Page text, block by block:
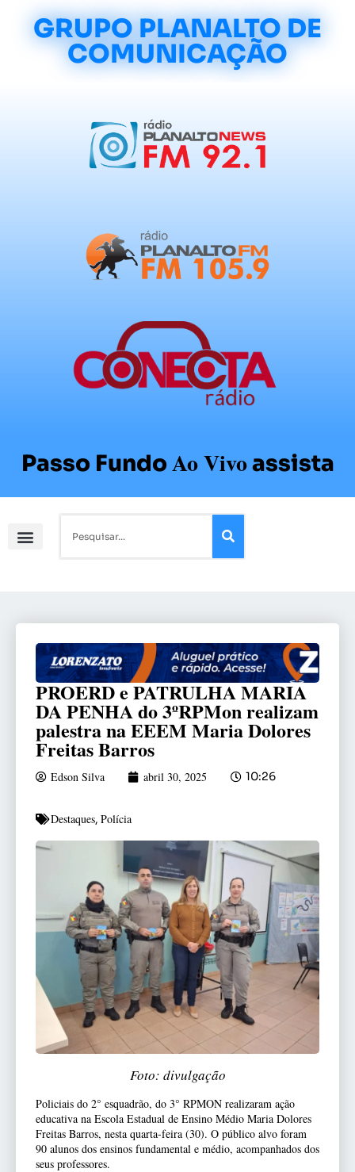
GRUPO PLANALTO DE
COMUNICAÇÃO
Passo FundoAo Vivoassista
PROERD e PATRULHA MARIA
DA PENHA do 3ºRPMon realizam
palestra na EEEM Maria Dolores
Freitas Barros
Edson Silva abril 30, 2025 10:26
Destaques, Polícia
Foto: divulgação
Policiais do 2° esquadrão, do 3° RPMON realizaram ação
educativa na Escola Estadual de Ensino Médio Maria Dolores
Freitas Barros, nesta quarta-feira (30). O público alvo foram
90 alunos dos ensinos fundamental e médio, acompanhados dos
seus professores.